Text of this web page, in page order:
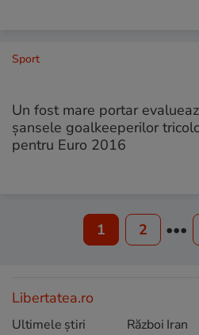
Sport
Un fost mare portar
șansele goalkeeperilor
pentru Euro 2016
1 2 •••
Libertatea.ro
Ultimele știri
Război Iran